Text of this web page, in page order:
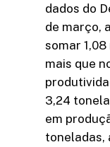
dados do
de março,
somar
mais que
3,24
em
toneladas,